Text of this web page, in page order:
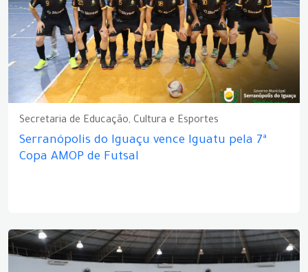
Secretaria de Educação, Cultura e Esportes
Serranópolis do Iguaçu vence Iguatu pela 7ª
Copa AMOP de Futsal